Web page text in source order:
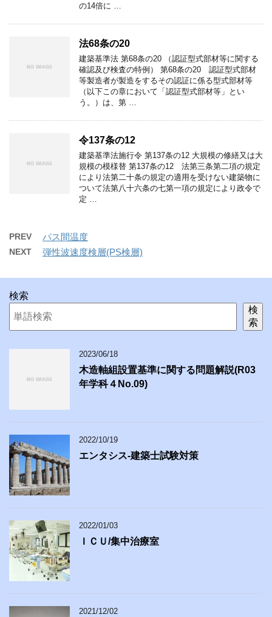
の14倍に …
法68条の20
建築基準法 第68条の20 （認証型式部材等に関する
確認及び検査の特例） 第68条の20 認証型式部材
等製造者が製造をするその認証に係る型式部材等
（以下この章において「認証型式部材等」とい
う。）は、第 …
令137条の12
建築基準法施行令 第137条の12 大規模の修繕又は大
規模の模様替 第137条の12 法第三条第二項の規定
により法第二十条の規定の適用を受けない建築物に
ついて法第八十六条の七第一項の規定により政令で
定 …
PREV パス間温度
NEXT 弾性波速度検層(PS検層)
検索
検
索
2023/06/18
木造軸組設置基準に関する問題解説(R03
年学科４No.09)
2022/10/19
エンタシス-建築士試験対策
2022/01/03
ＩＣＵ/集中治療室
2021/12/02